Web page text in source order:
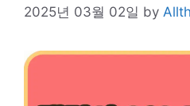
2025년 03월 02일 by